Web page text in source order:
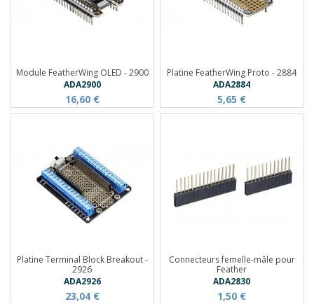
Module FeatherWing OLED - 2900
ADA2900
16,60 €
Platine FeatherWing Proto - 2884
ADA2884
5,65 €
Platine Terminal Block Breakout -
2926
ADA2926
23,04 €
Connecteurs femelle-mâle pour
Feather
ADA2830
1,50 €